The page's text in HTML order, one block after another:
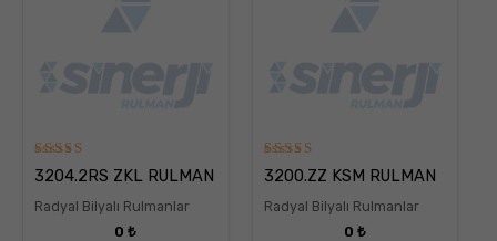
5
üzerinden
oy aldı
3204.2RS ZKL RULMAN
Radyal Bilyalı Rulmanlar
0₺
5
üzerinden
oy aldı
3200.ZZ KSM RULMAN
Radyal Bilyalı Rulmanlar
0 ₺